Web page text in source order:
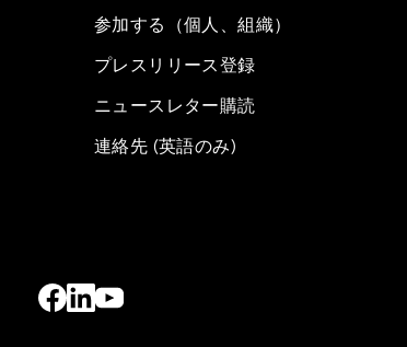
参加する（個人、組織）
プレスリリース登録
ニュースレター購読
連絡先 (英語のみ)